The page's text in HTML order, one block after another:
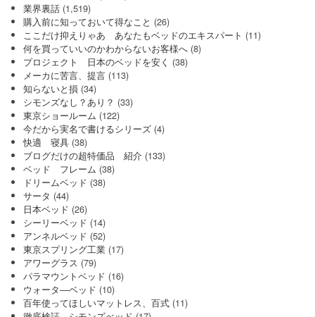
業界裏話 (1,519)
購入前に知っておいて得なこと (26)
ここだけ抑えりゃあ あなたもベッドのエキスパート (11)
何を買っていいのかわからないお客様へ (8)
プロジェクト 日本のベッドを安く (38)
メーカに苦言、提言 (113)
知らないと損 (34)
シモンズなし？あり？ (33)
東京ショールーム (122)
今だから実名で書けるシリーズ (4)
快適 寝具 (38)
ブログだけの超特価品 紹介 (133)
ベッド フレーム (38)
ドリームベッド (38)
サータ (44)
日本ベッド (26)
シーリーベッド (14)
アンネルベッド (52)
東京スプリング工業 (17)
アワーグラス (79)
パラマウントベッド (16)
ウォータ―ベッド (10)
百年使ってほしいマットレス、百式 (11)